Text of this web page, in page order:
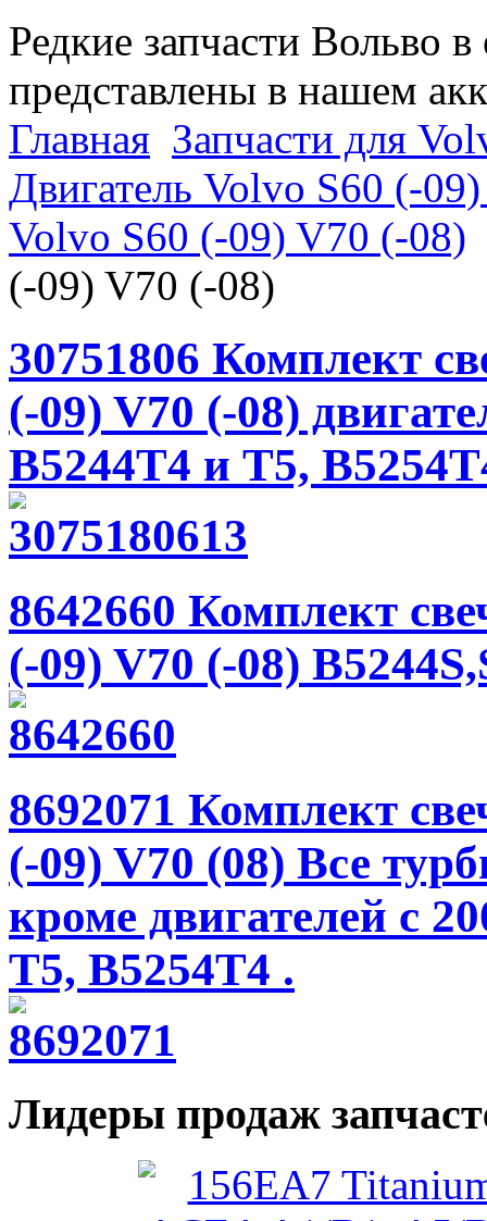
Редкие запчасти Вольво
представлены в нашем
Главная Запчасти для
Двигатель Volvo S60 (-
Volvo S60 (-09) V70 (-08)
(-09) V70 (-08)
30751806 Комплект
(-09) V70 (-08)
B5244T4 и T5,
8642660 Комплект
(-09) V70 (-08)
8692071 Комплект
(-09) V70 (08) Все
кроме двигателей с
T5, B5254T4 .
Лидеры продаж